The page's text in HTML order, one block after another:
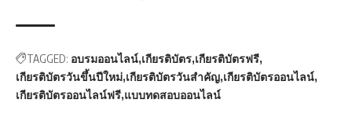
TAGGED: อบรมออนไลน์ เกียรติบัตร เกียรติบัตรฟรี
เกียรติบัตรวันขึ้นปีใหม่ เกียรติบัตรวันสำคัญ เกียรติบัตรออนไลน์
เกียรติบัตรออนไลน์ฟรี แบบทดสอบออนไลน์